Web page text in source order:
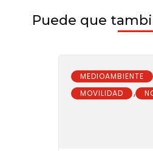
Puede que
MEDIOAMBIENTE
MOVILIDAD ,